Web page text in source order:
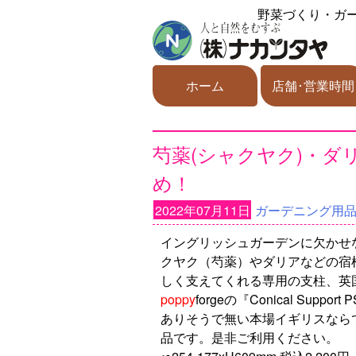
野菜づくり・ガ
ホーム 店舗･営業時間
芍薬(シャクヤク)・ダ
め！
2022年07月11日 ガーデニング用品
イングリッシュガーデンに欠かせ
クヤク（芍薬）やダリアなどの宿
しく支えてくれる専用の支柱、英
poppyforgeの『Conical Support
ありそうで無い本場イギリスなら
品です。是非ご利用ください。